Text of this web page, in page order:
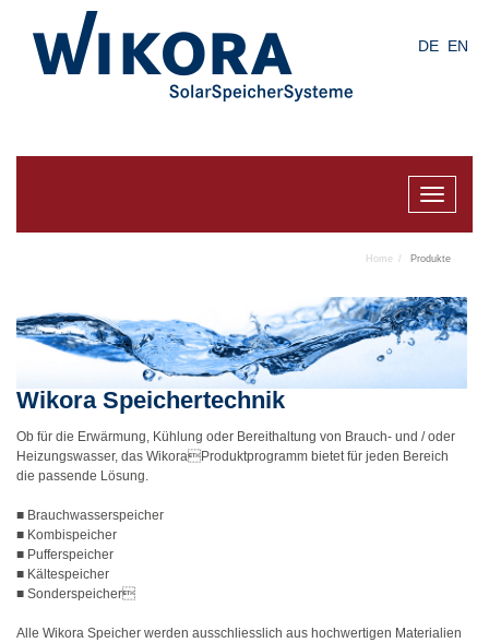
DE EN
Toggle
Home Produkte
Wikora Speichertechnik
Ob für die Erwärmung, Kühlung oder Bereithaltung von Brauch- und / oder
Heizungswasser, das WikoraProduktprogramm bietet für jeden Bereich
die passende Lösung.
■ Brauchwasserspeicher
■ Kombispeicher
■ Pufferspeicher
■ Kältespeicher
■ Sonderspeicher
Alle Wikora Speicher werden ausschliesslich aus hochwertigen Materialien